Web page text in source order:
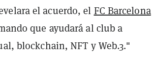
el acuerdo, el FC Barcelona
que ayudará al club a
blockchain, NFT y Web.3."